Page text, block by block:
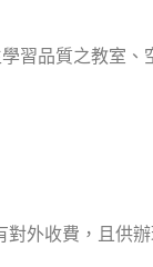
習品質之教室、
外收費，且供